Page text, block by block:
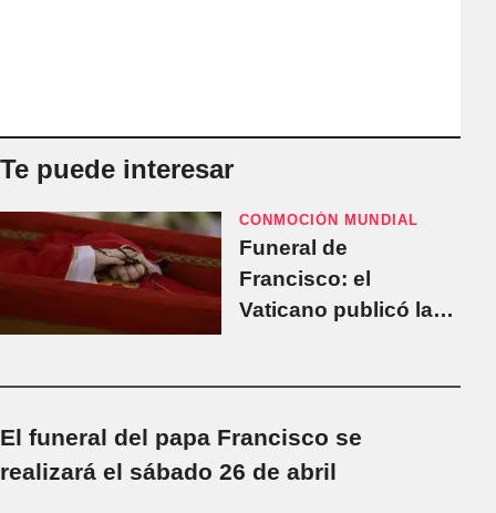
Te puede interesar
CONMOCIÓN MUNDIAL
Funeral de
Francisco: el
Vaticano publicó las
El funeral del papa Francisco se
realizará el sábado 26 de abril